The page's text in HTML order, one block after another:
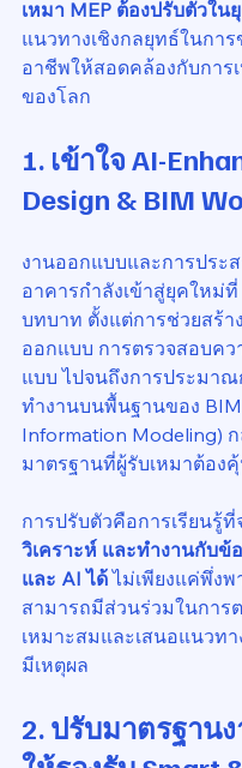
เหมา MEP ต้องปรับตัวใน
แนวทางเชิงกลยุทธ์ในกา
อาชีพให้สอดคล้องกับการ
ของโลก
1. เข้าใจ AI-
Design & BIM
งานออกแบบและการประ
อาคารกำลังเข้าสู่ยุคใหม่
บทบาท ตั้งแต่การช่วยสร้า
ออกแบบ การตรวจสอบค
แบบ ไปจนถึงการประมา
ทำงานบนพื้นฐานของ
Information Modeling) ก
มาตรฐานที่ผู้รับเหมาต้องคุ้
การปรับตัวคือการเรียนรู้ที่
วิเคราะห์ และทำงานกับข้
และ AI ได้ ไม่เพียงแค่พึ่ง
สามารถมีส่วนร่วมในการ
เหมาะสมและเสนอแนวทา
มีเหตุผล
2. ปรับมาตรฐาน